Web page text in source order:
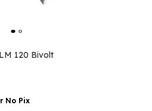
120 Bivolt
No Pix